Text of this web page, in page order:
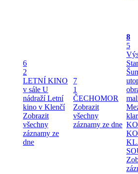
6
2
LETNÍ KINO
v sále U
nádražíLetní
kino v Klenčí
Zobrazit
všechny
záznamy ze
dne
7
1
ČECHOMOR
Zobrazit
všechny
záznamy ze dne
8
5